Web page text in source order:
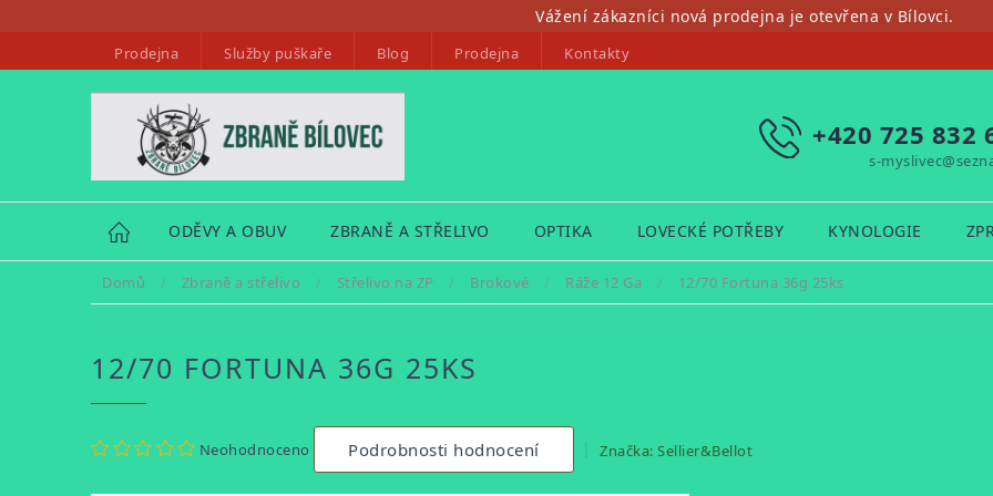
Vážení zákazníci nová prodejna je otevřena v Bílovci.
Prodejna Služby puškaře Blog Prodejna Kontakty
+420 725 832
s-
HOME ODĚVY A OBUV ZBRANĚ A STŘELIVO OPTIKA LOVECKÉ POTŘEBY KYNOLOGIE
Domů / Zbraně a střelivo / Střelivo na ZP / Brokové / Ráže 12 Ga / 12/70 Fortuna 36g 25ks
12/70 FORTUNA 36G 25KS
hodnocení
Neohodnoceno Podrobnosti hodnocení Značka: Sellier&Bellot